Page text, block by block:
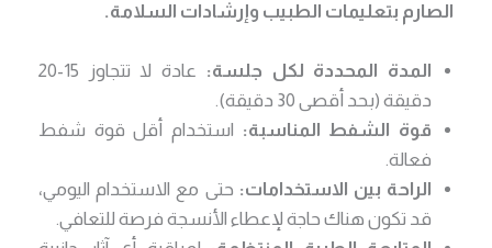
الصارم بتعليمات الطبيب وإرشادات السلامة.
المدة المحددة لكل جلسة:
عادة لا تتجاوز 15-20
دقيقة (بحد أقصى 30 دقيقة).
قوة الشفط المناسبة: استخدام أقل قوة شفط
فعالة.
الراحة بين الاستخدامات: حتى مع الاستخدام اليومي،
قد تكون هناك حاجة لإعطاء الأنسجة فرصة للتعافي.